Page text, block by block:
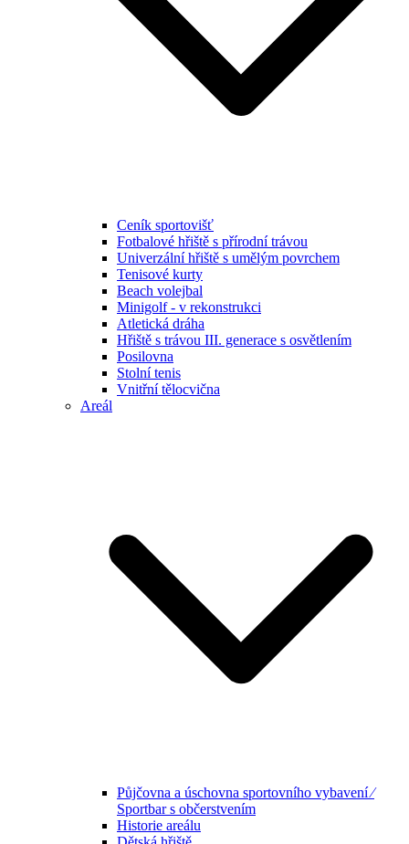
Ceník sportovišť
Fotbalové hřiště s přírodní trávou
Univerzální hřiště s umělým povrchem
Tenisové kurty
Beach volejbal
Minigolf - v rekonstrukci
Atletická dráha
Hřiště s trávou III. generace s osvětlením
Posilovna
Stolní tenis
Vnitřní tělocvična
Areál
Půjčovna a úschovna sportovního vybavení ⁄
Sportbar s občerstvením
Historie areálu